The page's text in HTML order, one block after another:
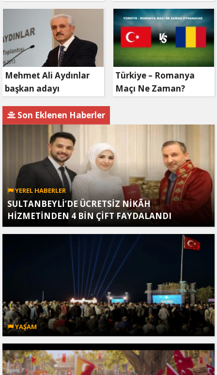
görevinden ayrıldı
verdi
Mehmet Ali Aydınlar
başkan adayı
Türkiye – Romanya
Maçı Ne Zaman?
Son Eklenen Haberler
YEREL HABERLER
SULTANBEYLİ’DE ÜCRETSİZ NİKÂH
HİZMETİNDEN 4 BİN ÇİFT FAYDALANDI
YAŞAM